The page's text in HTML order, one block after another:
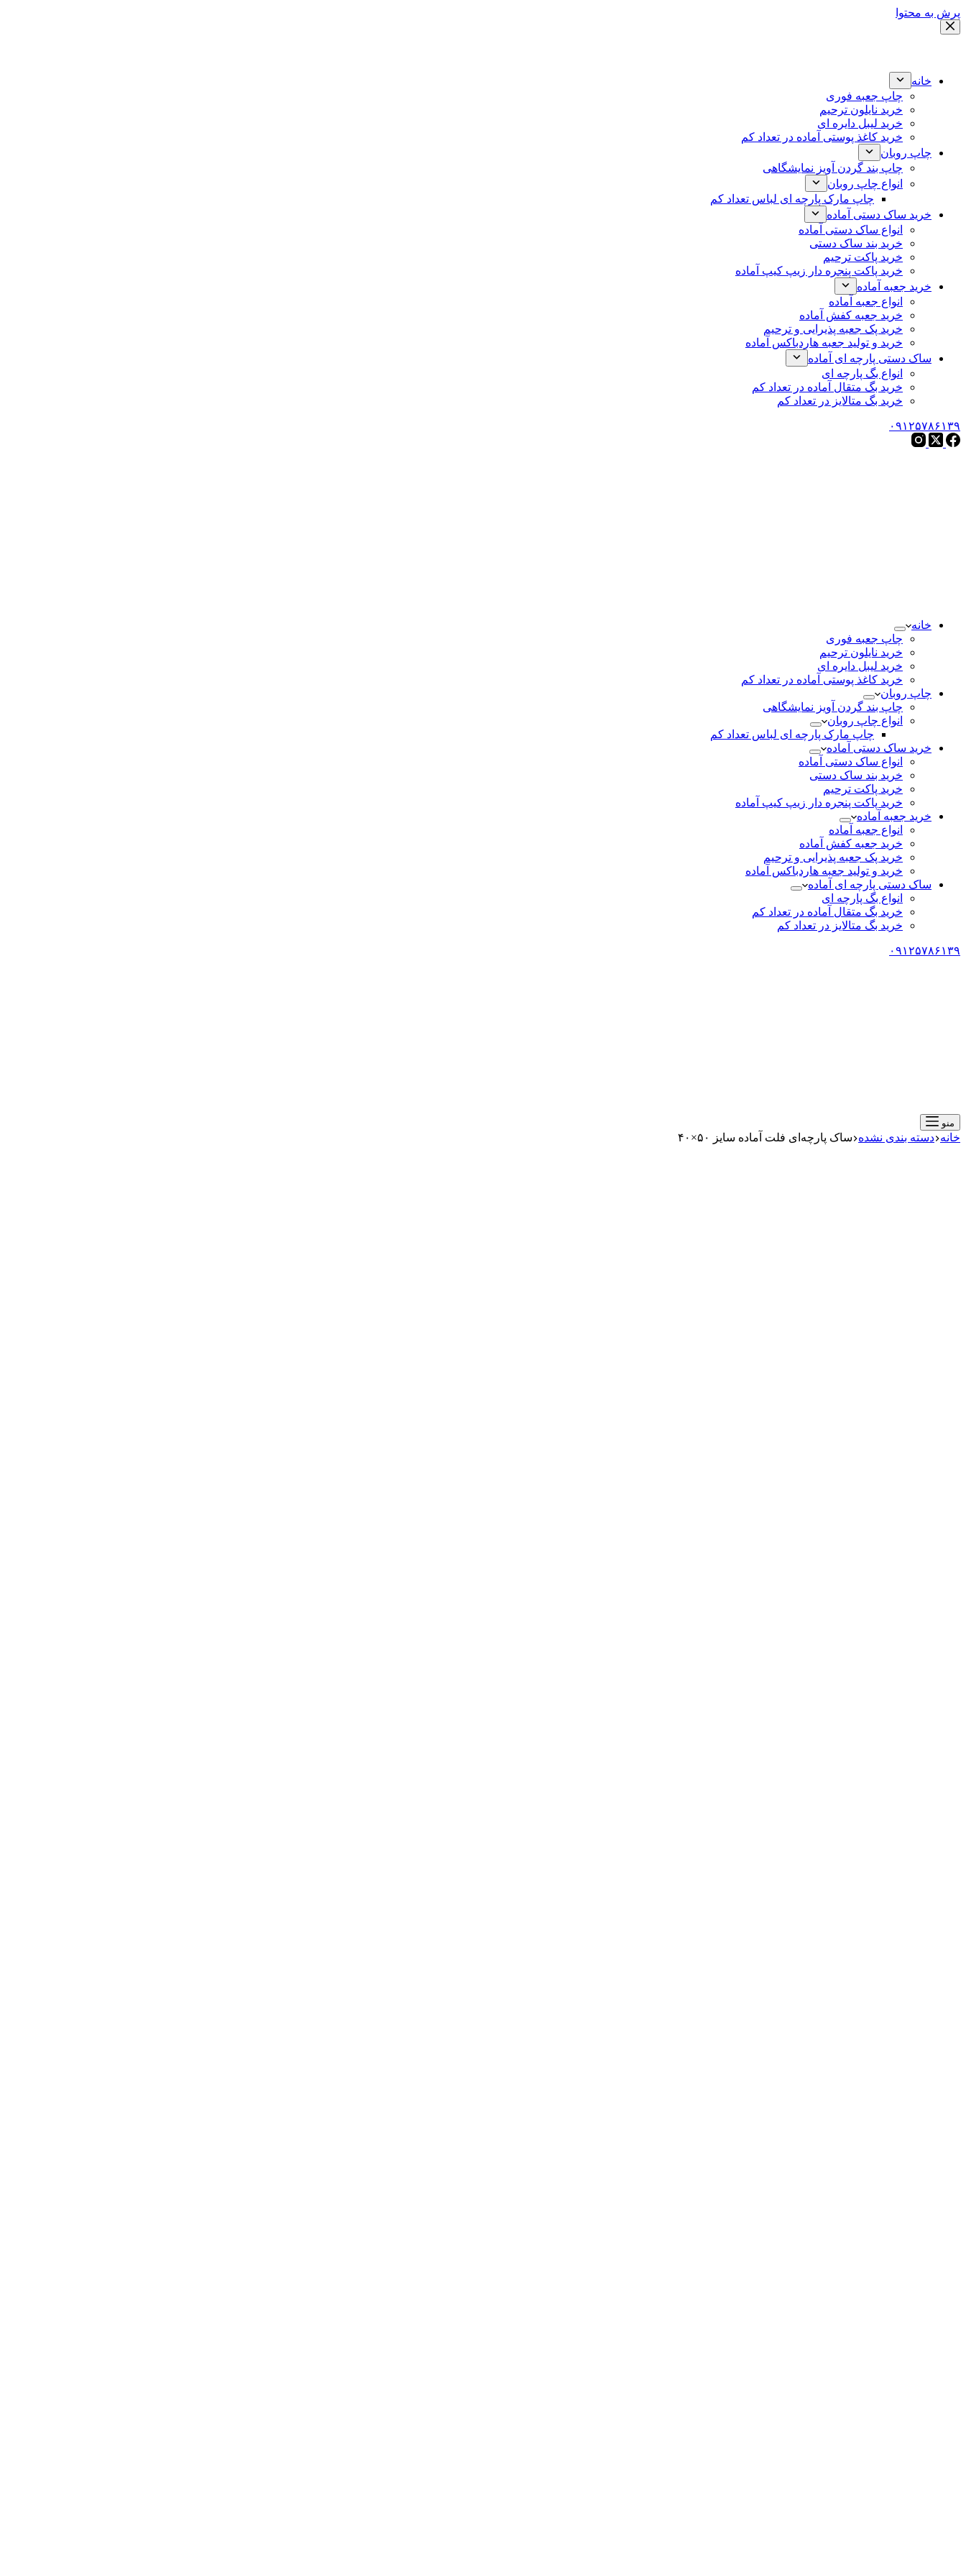
پرش به محتوا
خانه
چاپ جعبه فوری
خرید نایلون ترحیم
خرید لیبل دایره ای
خرید کاغذ پوستی آماده در تعداد کم
چاپ روبان
چاپ بند گردن آویز نمایشگاهی
انواع چاپ روبان
چاپ مارک پارچه ای لباس تعداد کم
خرید ساک دستی آماده
انواع ساک دستی آماده
خرید بند ساک دستی
خرید پاکت ترحیم
خرید پاکت پنجره دار زیپ کیپ آماده
خرید جعبه آماده
انواع جعبه آماده
خرید جعبه کفش آماده
خرید پک جعبه پذیرایی و ترحیم
خرید و تولید جعبه هاردباکس آماده
ساک دستی پارچه ای آماده
انواع بگ پارچه ای
خرید بگ متقال آماده در تعداد کم
خرید بگ متالایز در تعداد کم
۰۹۱۲۵۷۸۶۱۳۹
خانه
چاپ جعبه فوری
خرید نایلون ترحیم
خرید لیبل دایره ای
خرید کاغذ پوستی آماده در تعداد کم
چاپ روبان
چاپ بند گردن آویز نمایشگاهی
انواع چاپ روبان
چاپ مارک پارچه ای لباس تعداد کم
خرید ساک دستی آماده
انواع ساک دستی آماده
خرید بند ساک دستی
خرید پاکت ترحیم
خرید پاکت پنجره دار زیپ کیپ آماده
خرید جعبه آماده
انواع جعبه آماده
خرید جعبه کفش آماده
خرید پک جعبه پذیرایی و ترحیم
خرید و تولید جعبه هاردباکس آماده
ساک دستی پارچه ای آماده
انواع بگ پارچه ای
خرید بگ متقال آماده در تعداد کم
خرید بگ متالایز در تعداد کم
۰۹۱۲۵۷۸۶۱۳۹
منو
خانه دسته بندی نشده ساک پارچه‌ای فلت آماده سایز ۵۰×۴۰